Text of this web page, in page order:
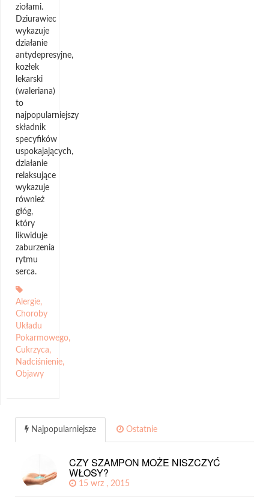
ziołami.
Dziurawiec
wykazuje
działanie
antydepresyjne,
kozłek
lekarski
(waleriana)
to
najpopularniejszy
składnik
specyfików
uspokajających,
działanie
relaksujące
wykazuje
również
głóg,
który
likwiduje
zaburzenia
rytmu
serca.
Alergie,
Choroby
Układu
Pokarmowego,
Cukrzyca,
Nadciśnienie,
Objawy
Najpopularniejsze Ostatnie
CZY SZAMPON MOŻE NISZCZYĆ
WŁOSY?
15 wrz , 2015